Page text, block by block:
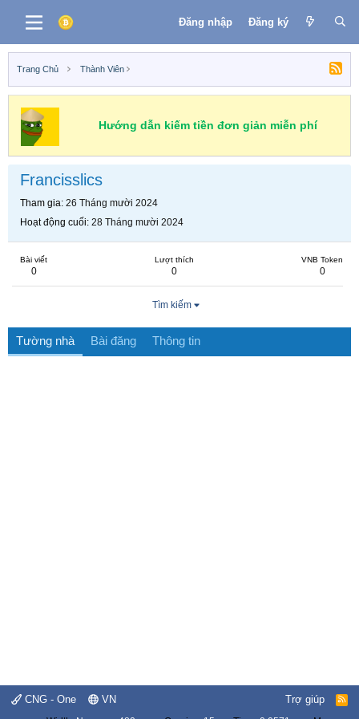
Đăng nhập Đăng ký
Trang Chủ Thành Viên
Hướng dẫn kiếm tiền đơn giản miễn phí
Francisslics
Tham gia 26 Tháng mười 2024
Hoạt động cuối 28 Tháng mười 2024
Bài viết
0
Lượt thích
0
VNB Token
0
Tìm kiếm
Tường nhà Bài đăng Thông tin
CNG - One VN Trợ giúp
R